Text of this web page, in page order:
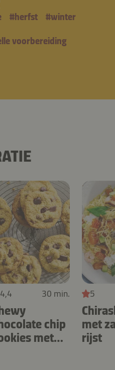
#herfst #winter
voorbereiding
4,4 30 min.
chip
met
5
met
rijst